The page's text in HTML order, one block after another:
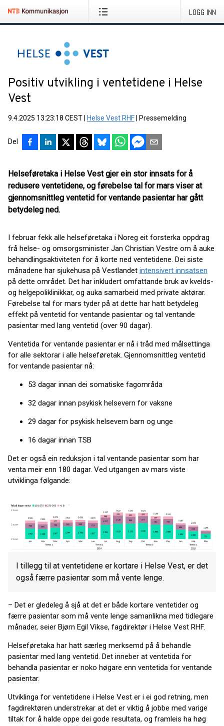
LOGG INN
Positiv utvikling i ventetidene i Helse
Vest
9.4.2025 13:23:18 CEST Helse Vest RHF Pressemelding
Del
Helseføretaka i Helse Vest gjer ein stor innsats for å
redusere ventetidene, og førebelse tal for mars viser at
gjennomsnittleg ventetid for ventande pasientar har gått
betydeleg ned.
I februar fekk alle helseføretaka i Noreg eit forsterka oppdrag
frå helse- og omsorgsminister Jan Christian Vestre om å auke
behandlingsaktiviteten for å korte ned ventetidene. Dei siste
månadene har sjukehusa på Vestlandet intensivert innsatsen
på dette området. Det har inkludert omfattande bruk av kvelds-
og helgepoliklinikkar, og auka samarbeid med private aktørar.
Førebelse tal for mars tyder på at dette har hatt betydeleg
effekt på ventetid for ventande pasientar og tal ventande
pasientar med lang ventetid (over 90 dagar).
Ventetida for ventande pasientar er nå i tråd med målsettinga
for alle sektorar i alle helseføretak. Gjennomsnittleg ventetid
for ventande pasientar nå:
53 dagar innan dei somatiske fagområda
32 dagar innan psykisk helsevern for vaksne
29 dagar for psykisk helsevern barn og unge
16 dagar innan TSB
Det er også ein reduksjon i tal ventande pasientar som har
venta meir enn 180 dagar. Ved utgangen av mars viste
utviklinga følgande:
I tillegg til at ventetidene er kortare i Helse Vest, er det
også færre pasientar som må vente lenge.
– Det er gledeleg å sjå at det er både kortare ventetider og
færre pasientar som må vente lenge samanlikna med tidlegare
månader, seier Bjørn Egil Vikse, fagdirektør i Helse Vest RHF.
Helseføretaka har hatt særleg merksemd på å behandle
pasientar med lang ventetid. Det inneber at ventetida for
behandla pasientar er noko høgare enn ventetida for ventande
pasientar.
Utviklinga for ventetidene i Helse Vest er i ei god retning, men
fagdirektøren understrekar at det er viktig å jobbe med varige
tiltak for å halde oppe dei gode resultata, og framleis ha høg